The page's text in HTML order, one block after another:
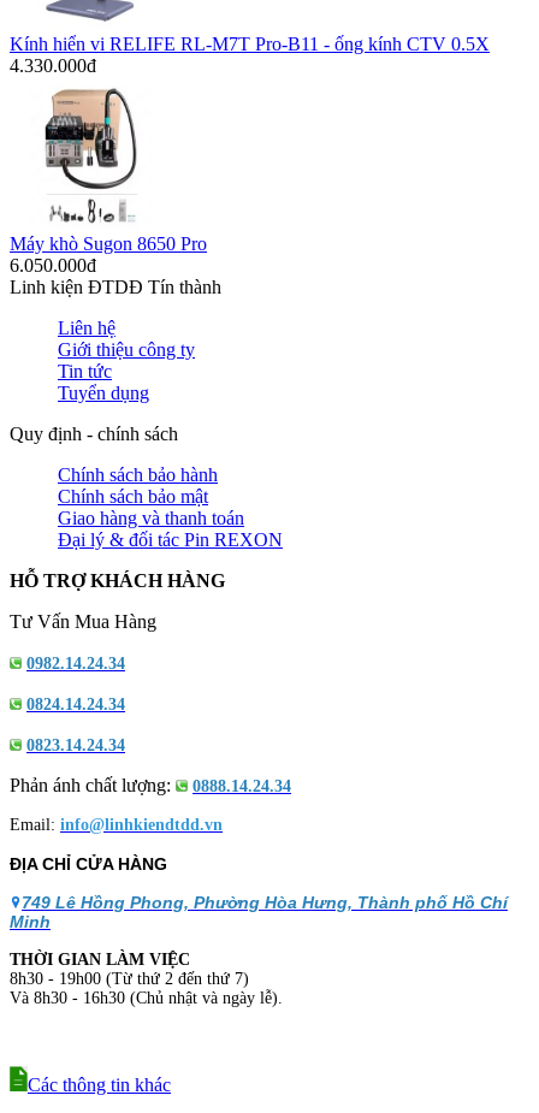
Kính hiển vi RELIFE RL-M7T Pro-B11 - ống kính CTV 0.5X
4.330.000đ
Máy khò Sugon 8650 Pro
6.050.000đ
Linh kiện ĐTDĐ Tín thành
Liên hệ
Giới thiệu công ty
Tin tức
Tuyển dụng
Quy định - chính sách
Chính sách bảo hành
Chính sách bảo mật
Giao hàng và thanh toán
Đại lý & đối tác Pin REXON
HỖ TRỢ KHÁCH HÀNG
Tư Vấn Mua Hàng
0982.14.24.34
0824.14.24.34
0823.14.24.34
Phản ánh chất lượng: 0888.14.24.34
Email: info@linhkiendtdd.vn
ĐỊA CHỈ CỬA HÀNG
749 Lê Hồng Phong, Phường Hòa Hưng, Thành phố Hồ Chí
Minh
THỜI GIAN LÀM VIỆC
8h30 - 19h00 (Từ thứ 2 đến thứ 7)
Và 8h30 - 16h30 (Chủ nhật và ngày lễ).
Các thông tin khác